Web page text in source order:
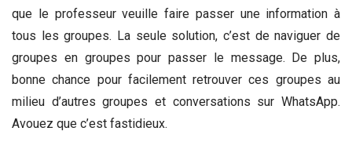
que le professeur veuille faire passer une information à
tous les groupes. La seule solution, c’est de naviguer de
groupes en groupes pour passer le message. De plus,
bonne chance pour facilement retrouver ces groupes au
milieu d’autres groupes et conversations sur WhatsApp.
Avouez que c’est fastidieux.